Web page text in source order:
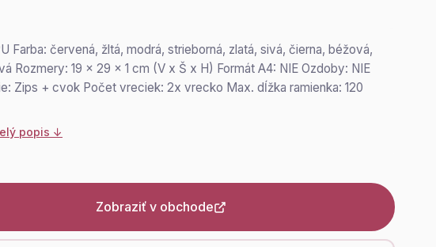
Farba: červená, žltá, modrá, strieborná, zlatá, sivá, čierna, béžová,
Rozmery: 19 x 29 x 1 cm (V x Š x H) Formát A4: NIE Ozdoby: NIE
Zips + cvok Počet vreciek: 2x vrecko Max. dĺžka ramienka: 120
popis ↓
Zobraziť v obchode